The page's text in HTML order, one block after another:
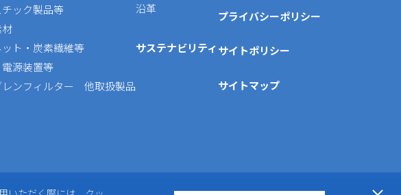
チック製品等
ト・炭素繊維等
源装置等
レンフィルター 他取扱製品
沿革
サステナビリティ
プライバシーポリシー
サイトポリシー
サイトマップ